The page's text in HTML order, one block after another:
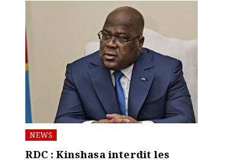
NEWS
RDC : Kinshasa interdit les